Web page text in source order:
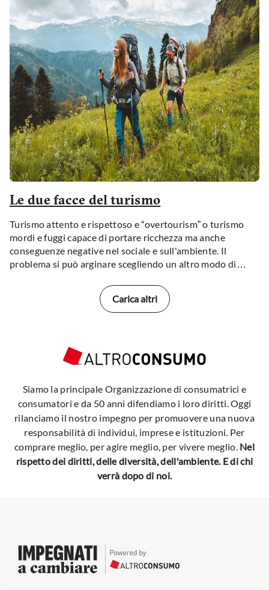
Le due facce del turismo
Turismo attento e rispettoso e “overtourism” o turismo
mordi e fuggi capace di portare ricchezza ma anche
conseguenze negative nel sociale e sull'ambiente. Il
problema si può arginare scegliendo un altro modo di
Carica altri
Siamo la principale Organizzazione di consumatrici e
consumatori e da 50 anni difendiamo i loro diritti. Oggi
rilanciamo il nostro impegno per promuovere una nuova
responsabilità di individui, imprese e istituzioni. Per
comprare meglio, per agire meglio, per vivere meglio. Nel
rispetto dei diritti, delle diversità, dell'ambiente. E di chi
verrà dopo di noi.